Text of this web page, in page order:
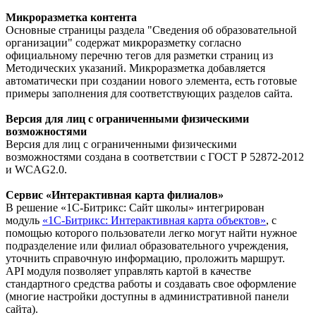
Микроразметка контента
Основные страницы раздела "Сведения об образовательной
организации" содержат микроразметку согласно
официальному перечню тегов для разметки страниц из
Методических указаний. Микроразметка добавляется
автоматически при создании нового элемента, есть готовые
примеры заполнения для соответствующих разделов сайта.
Версия для лиц с ограниченными физическими
возможностями
Версия для лиц с ограниченными физическими
возможностями создана в соответствии с ГОСТ Р 52872-2012
и WCAG2.0.
Сервис «Интерактивная карта филиалов»
В решение «1С-Битрикс: Сайт школы» интегрирован
модуль «1С-Битрикс: Интерактивная карта объектов», с
помощью которого пользователи легко могут найти нужное
подразделение или филиал образовательного учреждения,
уточнить справочную информацию, проложить маршрут.
API модуля позволяет управлять картой в качестве
стандартного средства работы и создавать свое оформление
(многие настройки доступны в административной панели
сайта).